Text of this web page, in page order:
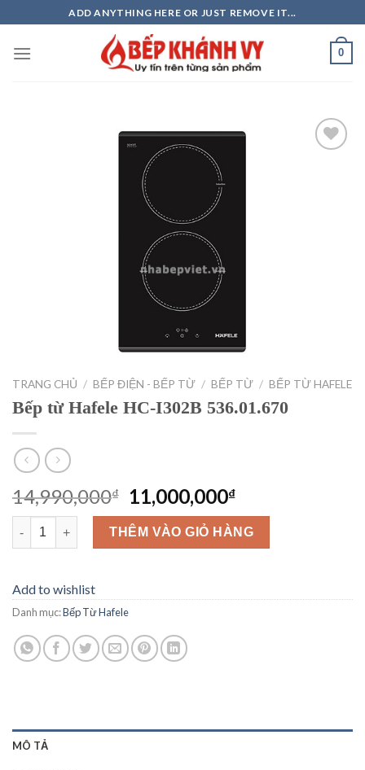
to
content
ADD ANYTHING HERE OR JUST REMOVE IT...
0
TRANG CHỦ / BẾP ĐIỆN - BẾP TỪ / BẾP TỪ / BẾP TỪ HAFELE
Bếp từ Hafele HC-I302B 536.01.670
14,990,000₫
Giá
gốc
là:
14,990,000₫.
11,000,000₫Giá
hiện
tại
là:
Bếp từ Hafele HC-I302B 536.01.670 số lượng
THÊM VÀO GIỎ HÀNG
Add to wishlist
Danh mục:Bếp Từ Hafele
MÔ TẢ